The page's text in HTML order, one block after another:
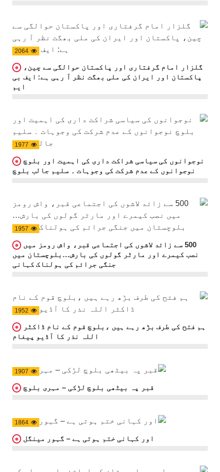
گلزار امام گرفتاری اور پاکستان حوالگی سے چین،
پاکستان اور ایران کی ملی بھگت نظر آ رہی ہے: ایف بی
ایم
نوجوانوں کی سیاسی شراکت داری کی اہمیت اور بلوچ
نوجوانوں کے عدم شرکت کی وجوہات ۔ سلیم جالب بلوچ
500 سے زائد لاشوں کی اجتماعی قبر، واش رومز میں
نصب کیمرے اور مارٹر گولوں کی بارش…بلوچستان میں
جنگی جرائم کی ہولناک کہانی
ہم فتح کی طرف بڑھ رہے ہیں ،بلوچ قوم کے نام ڈاکٹر
اللہ نذر کا آڈیو پیغام
قبر پہ بیٹھی بلوچ لڑکی – مہری بلوچ
اور کہانی ختم ہوتی ہے – گہور مینگل